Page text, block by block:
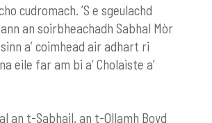
cudromach. ’S e sgeulachd
an soirbheachadh Sabhal Mòr
a’ coimhead air adhart ri
eile far am bi a’ Cholaiste a’
an t-Sabhail, an t-Ollamh Boyd